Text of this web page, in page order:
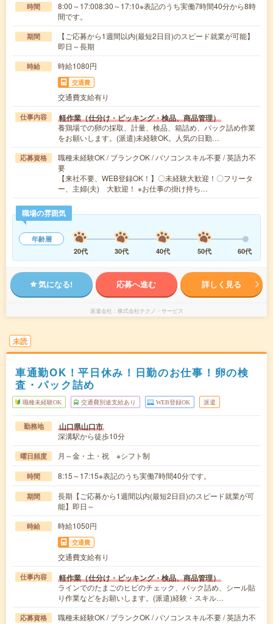
時間
8:00～17:008:30～17:10※表記のうち実働7時間40分から8時
間です。
期間
【ご応募から1週間以内(最短2日目)のスピード就業が可能】
即日～長期
時給 時給1080円
交通費
交通費支給有り
仕事内容 軽作業（仕分け・ピッキング・検品、商品管理）
養鶏場での卵の採取、計量、検品、箱詰め、パック詰め作業
をお願いします。(派遣)未経験OK。人気の日勤…
応募資格
職種未経験OK / ブランクOK / パソコンスキル不要 / 英語力不
要
【来社不要、WEB登録OK！】〇未経験大歓迎！〇フリータ
ー、主婦(夫) 大歓迎！ ※お仕事の掛け持ち…
職場の雰囲気
年齢層
20代
30代 40代 50代 60代
気になる! 応募へ進む 詳しく見る
派遣会社 株式会社テクノ・サービス
未読
車通勤OK！平日休み！日勤のお仕事！卵の検
査・パック詰め
職種未経験OK 交通費別途支給あり WEB登録OK 派遣
勤務地 山口県山口市
深溝駅から徒歩10分
曜日頻度 月～金・土・祝 ※シフト制
時間 8:15～17:15※表記のうち実働7時間40分です。
期間
長期【ご応募から1週間以内(最短2日目)のスピード就業が可
能】即日～
時給 時給1050円
交通費
交通費支給有り
仕事内容 軽作業（仕分け・ピッキング・検品、商品管理）
ラインでのたまごのヒビのチェック、パック詰め、シール貼
り作業などをお願いします。(派遣)経験・スキル…
応募資格
職種未経験OK / ブランクOK / パソコンスキル不要 / 英語力不